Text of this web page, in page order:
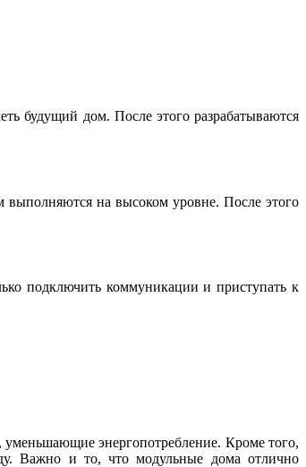
будущий дом. После этого разрабатываются
выполняются на высоком уровне. После этого
подключить коммуникации и приступать к
уменьшающие энергопотребление. Кроме того,
Важно и то, что модульные дома отлично